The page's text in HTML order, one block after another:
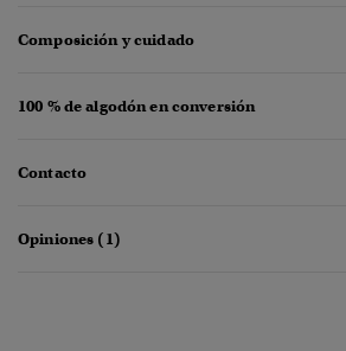
Composición y cuidado
100 % de algodón en conversión
Contacto
Opiniones (1)